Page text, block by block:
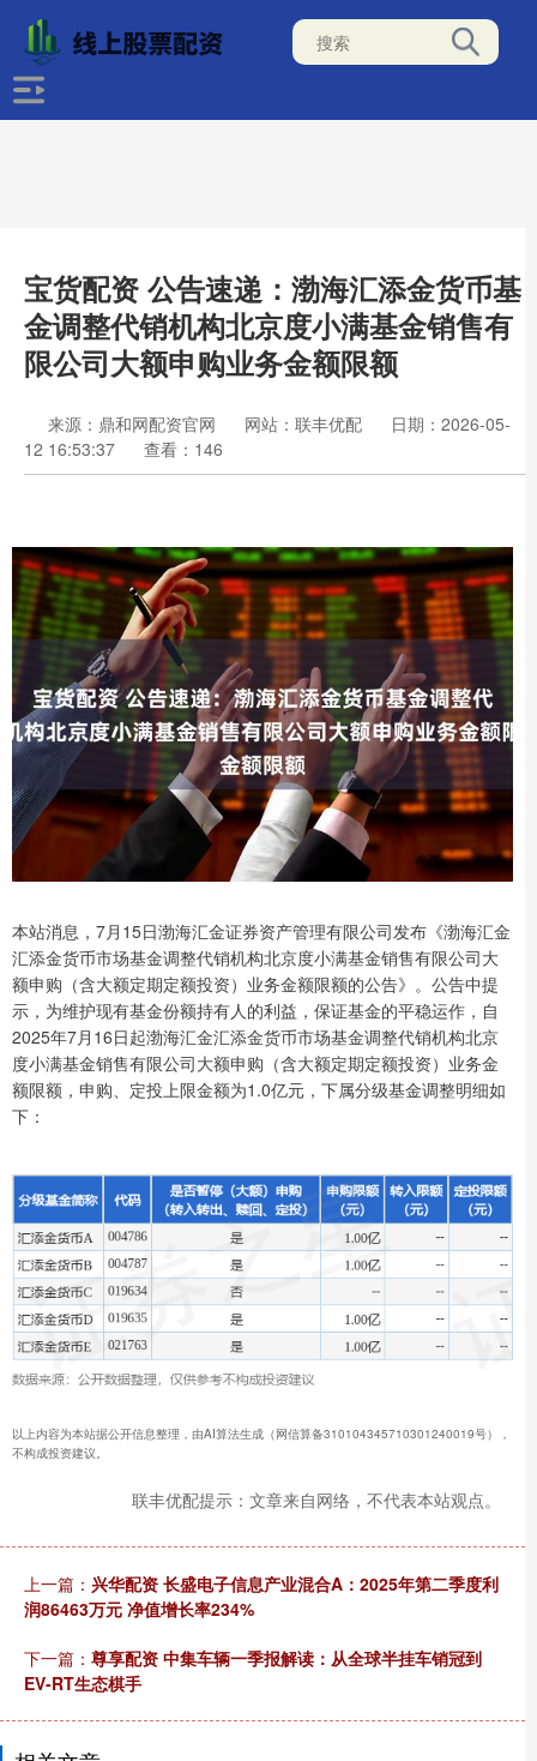
宝货配资 公告速递：渤海汇添金货币基
金调整代销机构北京度小满基金销售有
限公司大额申购业务金额限额
来源：鼎和网配资官网 网站：联丰优配
日期：2026-05-
12 16:53:37
查看：146
本站消息，7月15日渤海汇金证券资产管理有限公司发布《渤海汇金
汇添金货币市场基金调整代销机构北京度小满基金销售有限公司大
额申购（含大额定期定额投资）业务金额限额的公告》。公告中提
示，为维护现有基金份额持有人的利益，保证基金的平稳运作，自
2025年7月16日起渤海汇金汇添金货币市场基金调整代销机构北京
度小满基金销售有限公司大额申购（含大额定期定额投资）业务金
额限额，申购、定投上限金额为1.0亿元，下属分级基金调整明细如
下：
以上内容为本站据公开信息整理，由AI算法生成（网信算备310104345710301240019号），
不构成投资建议。
联丰优配提示：文章来自网络，不代表本站观点。
上一篇： 兴华配资 长盛电子信息产业混合A：2025年第二季度利
润86463万元 净值增长率234%
下一篇： 尊享配资 中集车辆一季报解读：从全球半挂车销冠到
EV-RT生态棋手